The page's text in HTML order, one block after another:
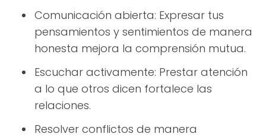
Comunicación abierta: Expresar tus
pensamientos y sentimientos de manera
honesta mejora la comprensión mutua.
Escuchar activamente: Prestar atención
a lo que otros dicen fortalece las
relaciones.
Resolver conflictos de manera